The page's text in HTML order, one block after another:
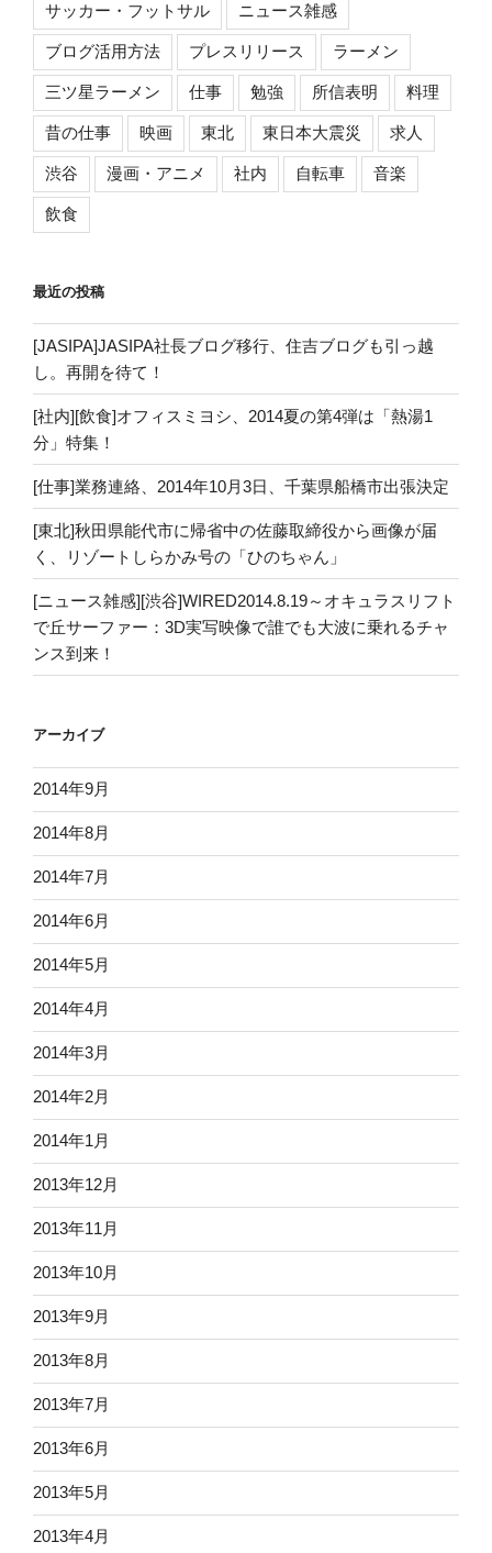
サッカー・フットサル ニュース雑感
ブログ活用方法 プレスリリース ラーメン
三ツ星ラーメン 仕事 勉強 所信表明 料理
昔の仕事 映画 東北 東日本大震災 求人
渋谷 漫画・アニメ 社内 自転車 音楽
飲食
最近の投稿
[JASIPA]JASIPA社長ブログ移行、住吉ブログも引っ越
し。再開を待て！
[社内][飲食]オフィスミヨシ、2014夏の第4弾は「熱湯1
分」特集！
[仕事]業務連絡、2014年10月3日、千葉県船橋市出張決定
[東北]秋田県能代市に帰省中の佐藤取締役から画像が届
く、リゾートしらかみ号の「ひのちゃん」
[ニュース雑感][渋谷]WIRED2014.8.19～オキュラスリフト
で丘サーファー：3D実写映像で誰でも大波に乗れるチャ
ンス到来！
アーカイブ
2014年9月
2014年8月
2014年7月
2014年6月
2014年5月
2014年4月
2014年3月
2014年2月
2014年1月
2013年12月
2013年11月
2013年10月
2013年9月
2013年8月
2013年7月
2013年6月
2013年5月
2013年4月